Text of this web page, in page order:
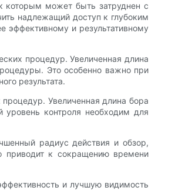
которым может быть затруднен с
надлежащий доступ к глубоким
эффективному и результативному
процедур. Увеличенная длина
Это особенно важно при
результата.
Увеличенная длина бора
уровень контроля необходим для
радиус действия и обзор,
приводит к сокращению времени
и лучшую видимость